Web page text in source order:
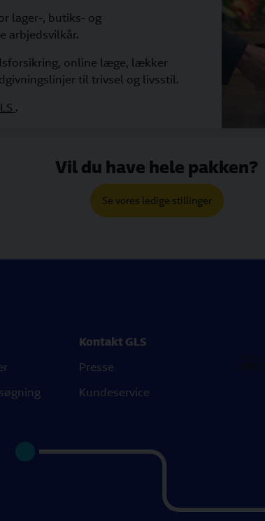
lager-, butiks- og
arbjedsvilkår.
online læge, lækker
til trivsel og livsstil.
.
Vil du have hele pakken?
Se vores ledige stillinger
Kontakt GLS
Presse
Kundeservice